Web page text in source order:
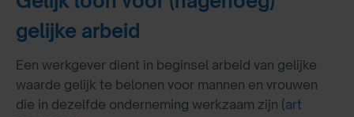
gelijke arbeid
Een werkgever dient in beginsel arbeid van gelijke
waarde gelijk te belonen voor mannen en vrouwen
die in dezelfde onderneming werkzaam zijn (art